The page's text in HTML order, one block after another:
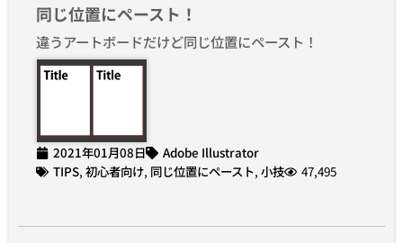
同じ位置にペースト！
違うアートボードだけど同じ位置にペースト！
2021年01月08日
Adobe Illustrator
TIPS, 初心者向け, 同じ位置にペースト, 小技 47,495